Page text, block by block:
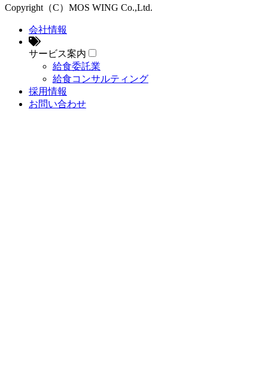
Copyright（C）MOS WING Co.,Ltd.
会社情報
サービス案内
給食委託業
給食コンサルティング
採用情報
お問い合わせ